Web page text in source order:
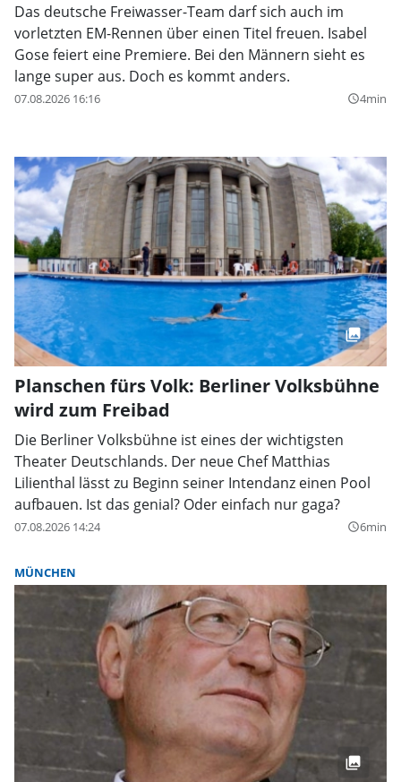
Das deutsche Freiwasser-Team darf sich auch im
vorletzten EM-Rennen über einen Titel freuen. Isabel
Gose feiert eine Premiere. Bei den Männern sieht es
lange super aus. Doch es kommt anders.
07.08.2026 16:16 query_builder4min
Planschen fürs Volk: Berliner Volksbühne
wird zum Freibad
Die Berliner Volksbühne ist eines der wichtigsten
Theater Deutschlands. Der neue Chef Matthias
Lilienthal lässt zu Beginn seiner Intendanz einen Pool
aufbauen. Ist das genial? Oder einfach nur gaga?
07.08.2026 14:24 query_builder6min
MÜNCHEN